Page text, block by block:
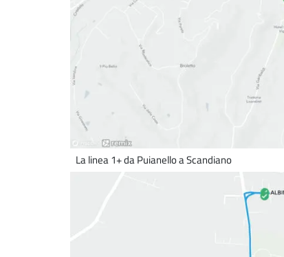
La linea 1+ da Puianello a Scandiano